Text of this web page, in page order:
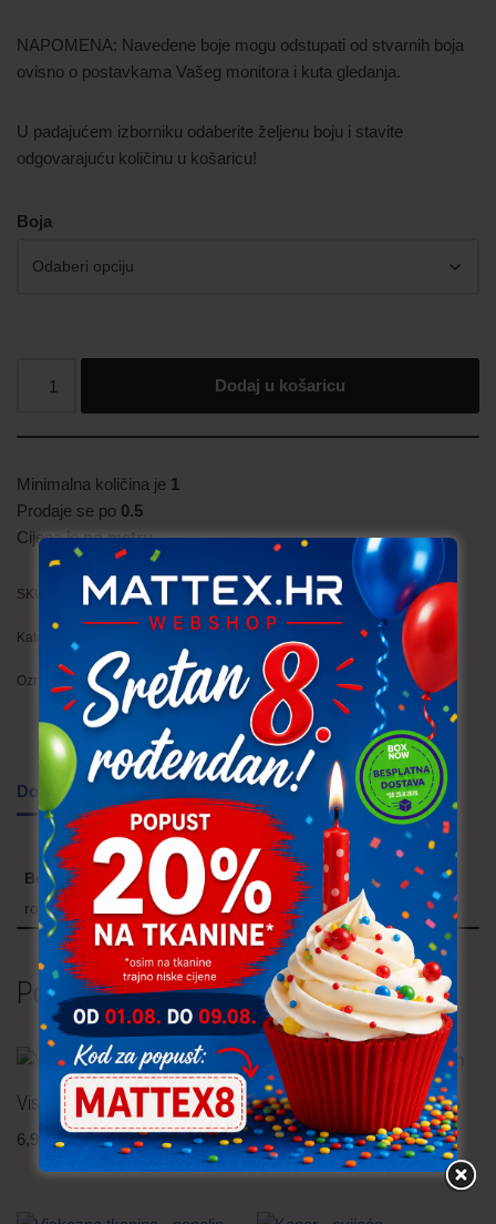
NAPOMENA: Navedene boje mogu odstupati od stvarnih boja
ovisno o postavkama Vašeg monitora i kuta gledanja.
U padajućem izborniku odaberite željenu boju i stavite
odgovarajuću količinu u košaricu!
Boja
Dodaj u košaricu
Minimalna količina je 1
Prodaje se po 0.5
Cijena jepo metru
SKU: MUS001 (305)
Kategorije:
Oznake: pruge točkice
Dodatne informacije
Boja
roza, krem, siva, plava, crna
Povezani proizvodi
Viskozna tkanina – popelin
6,90€ uključ. PDV po metru
Viskozna tkanina – popelin
6,90€ uključ. PDV po metru